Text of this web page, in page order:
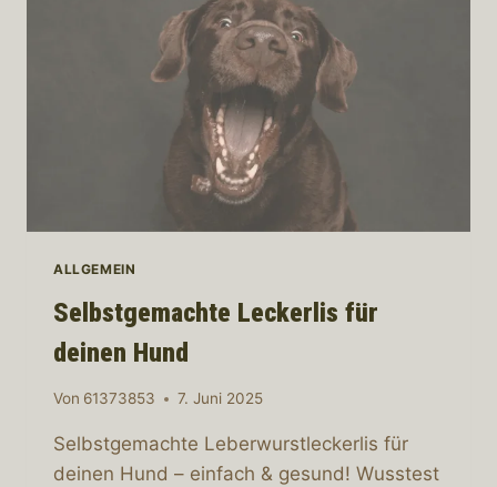
ALLGEMEIN
Selbstgemachte Leckerlis für
deinen Hund
Von 61373853 7. Juni 2025
Selbstgemachte Leberwurstleckerlis für
deinen Hund – einfach & gesund! Wusstest